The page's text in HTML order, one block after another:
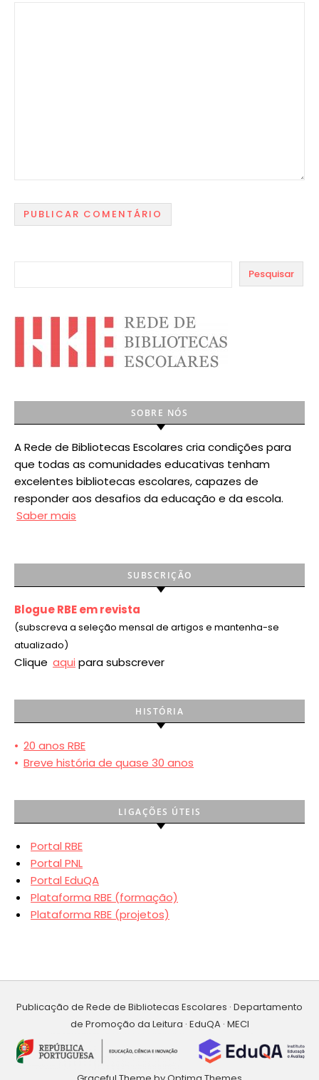
Pesquisar
SOBRE NÓS
A Rede de Bibliotecas Escolares cria condições para
que todas as comunidades educativas tenham
excelentes bibliotecas escolares, capazes de
responder aos desafios da educação e da escola.
Saber mais
SUBSCRIÇÃO
Blogue RBE em revista
(subscreva a seleção mensal de artigos e mantenha-se
atualizado)
Clique aqui para subscrever
HISTÓRIA
• 20 anos RBE
• Breve história de quase 30 anos
LIGAÇÕES ÚTEIS
Portal RBE
Portal PNL
Portal EduQA
Plataforma RBE (formação)
Plataforma RBE (projetos)
Publicação de Rede de Bibliotecas Escolares · Departamento
de Promoção da Leitura · EduQA · MECI